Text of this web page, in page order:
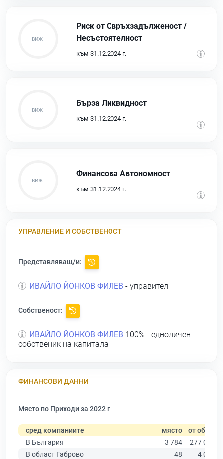
Риск от Свръхзадълженост /
Несъстоятелност
към 31.12.2024 г.
Бърза Ликвидност
към 31.12.2024 г.
Финансова Автономност
към 31.12.2024 г.
УПРАВЛЕНИЕ И СОБСТВЕНОСТ
Представляващ/и:
ИВАЙЛО ЙОНКОВ ФИЛЕВ - управител
Собственост:
ИВАЙЛО ЙОНКОВ ФИЛЕВ 100% - едноличен
собственик на капитала
ФИНАНСОВИ ДАННИ
Място по Приходи за 2022 г.
сред компаниите място от общо
В България
3 784
277 019
В област Габрово
48
4 019